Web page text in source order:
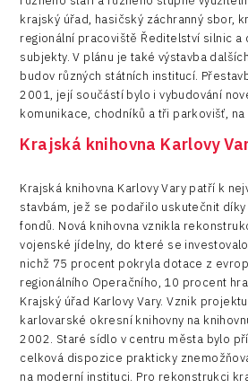
krajský úřad, hasičský záchranný sbor,
regionální pracoviště Ředitelství silnic a
subjekty. V plánu je také výstavba
budov různých státních institucí.
2001, její součástí bylo i vybudování
komunikace, chodníků a tři parkovišť,
Krajská knihovna Karlovy
Krajská knihovna Karlovy Vary patří k
stavbám, jež se podařilo uskutečnit
fondů. Nová knihovna vznikla
vojenské jídelny, do které se
nichž 75 procent pokryla dotace z
regionálního Operačního, 10 procent
Krajský úřad Karlovy Vary. Vznik
karlovarské okresní knihovny na
2002. Staré sídlo v centru města bylo
celková dispozice prakticky
na moderní instituci. Pro rekonstrukci